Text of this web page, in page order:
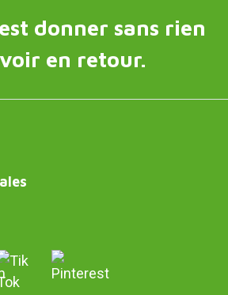
donner sans rien
en retour.